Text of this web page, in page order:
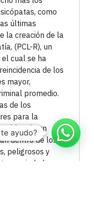
como
últimas
la creación de la
(PCL-R), un
cual se ha
de los
mayor,
promedio.
de los
para la
de un
dentro de los
peligrosos y
sociedades.
ayudo?